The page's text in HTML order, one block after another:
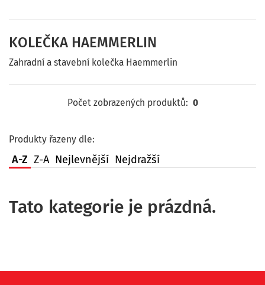
KOLEČKA HAEMMERLIN
Zahradní a stavební kolečka Haemmerlin
Počet zobrazených produktů: 0
Produkty řazeny dle:
A-Z Z-A Nejlevnější Nejdražší
Tato kategorie je prázdná.